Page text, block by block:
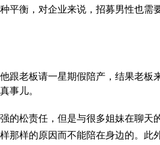
平衡，对企业来说，招募男性也需
他跟老板请一星期假陪产，结果老板
事儿。
强的松责任，但是与很多姐妹在聊天
那样的原因而不能陪在身边的。此